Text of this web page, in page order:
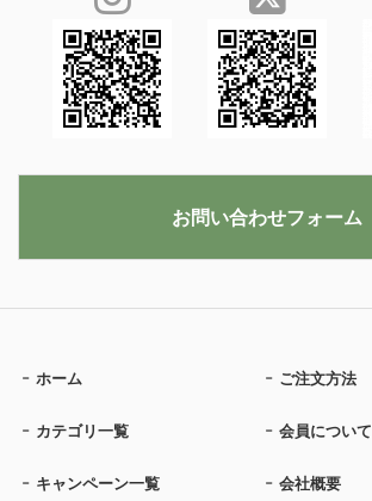
ホーム ご注文方法
カテゴリ一覧 会員について
キャンペーン一覧 会社概要
お問い合わせフォーム